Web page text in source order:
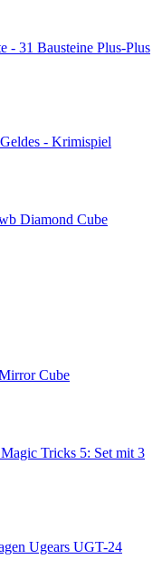
Plus-Plus
- Krimispiel
Diamond Cube
Cube
Magic Tricks 5: Set mit 3
Ugears UGT-24